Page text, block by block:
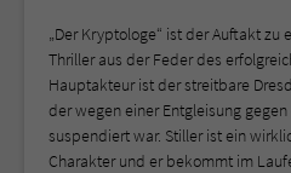
„Der Kryptologe“ ist der Auftakt zu
Thriller aus der Feder des
Hauptakteur ist der streitbare
der wegen einer Entgleisung
suspendiert war. Stiller ist ein
Charakter und er bekommt im